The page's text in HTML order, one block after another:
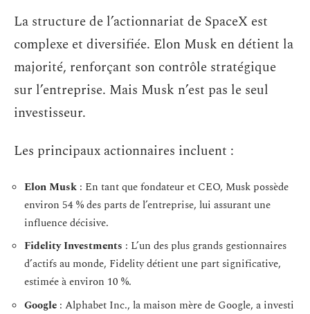
La structure de l’actionnariat de SpaceX est
complexe et diversifiée. Elon Musk en détient la
majorité, renforçant son contrôle stratégique
sur l’entreprise. Mais Musk n’est pas le seul
investisseur.
Les principaux actionnaires incluent :
Elon Musk : En tant que fondateur et CEO, Musk possède
environ 54 % des parts de l’entreprise, lui assurant une
influence décisive.
Fidelity Investments : L’un des plus grands gestionnaires
d’actifs au monde, Fidelity détient une part significative,
estimée à environ 10 %.
Google : Alphabet Inc., la maison mère de Google, a investi